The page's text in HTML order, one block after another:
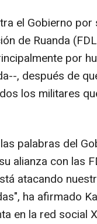
el Gobierno por
de Ruanda
por
, después de
los militares
palabras del
alianza con las
atacando
ha afirmado
en la red social